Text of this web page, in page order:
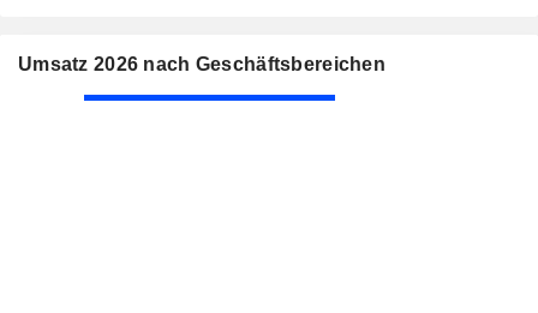
Umsatz 2026 nach Geschäftsbereichen